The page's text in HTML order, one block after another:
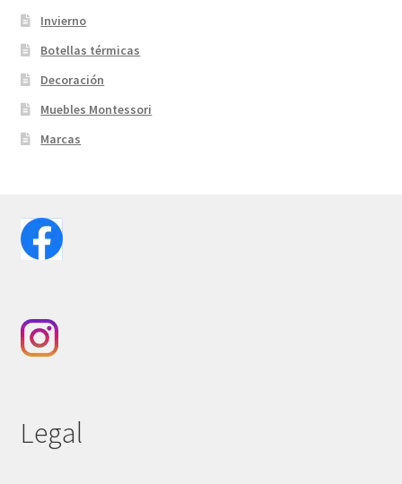
Invierno
Botellas térmicas
Decoración
Muebles Montessori
Marcas
Legal